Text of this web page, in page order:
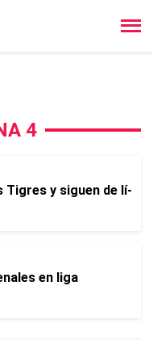
4
Tigres y siguen de lí­
en liga